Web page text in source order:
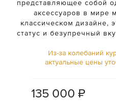
представляющее собой
аксессуаров в мире
классическом дизайне,
статус и безупречный
Из-за колебаний
актуальные цены
135 000 ₽